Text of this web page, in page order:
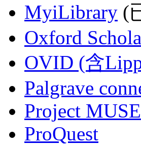
MyiLibrary (
Oxford
OVID (含
Palgrave
Project MUSE
ProQuest